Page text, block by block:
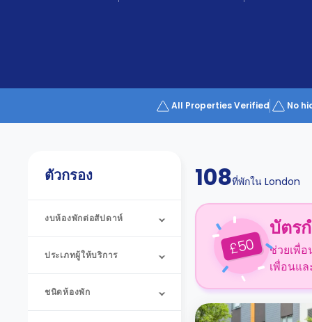
All Properties Verified No
ตัวกรอง
งบห้องพักต่อสัปดาห์
ประเภทผู้ให้บริการ
ชนิดห้องพัก
108ที่พักใน London
£50
บัตร
ช่วยเพื่
เพื่อนแ